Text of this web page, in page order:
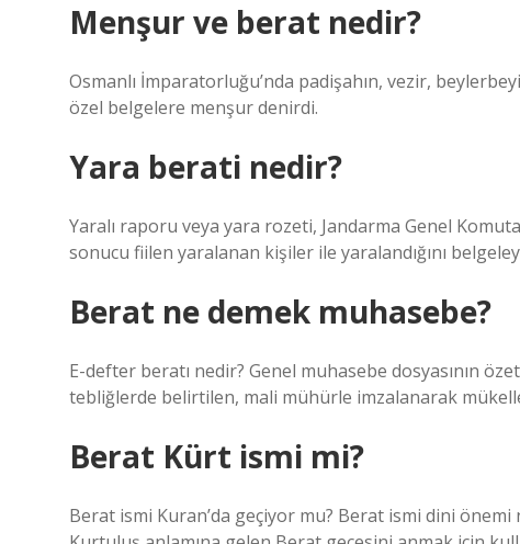
Menşur ve berat nedir?
Osmanlı İmparatorluğu’nda padişahın, vezir,
özel belgelere menşur denirdi.
Yara berati nedir?
Yaralı raporu veya yara rozeti, Jandarma Genel
sonucu fiilen yaralanan kişiler ile yaralandığını
Berat ne demek muhasebe?
E-defter beratı nedir? Genel muhasebe dosyasının
tebliğlerde belirtilen, mali mühürle imzalanarak
Berat Kürt ismi mi?
Berat ismi Kuran’da geçiyor mu? Berat ismi dini